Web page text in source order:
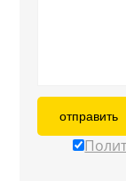
отправить